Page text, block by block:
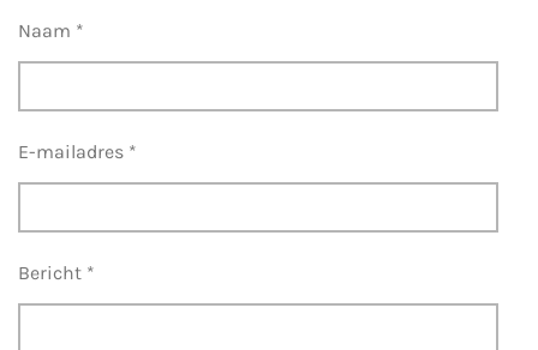
Naam *
E-mailadres *
Bericht *